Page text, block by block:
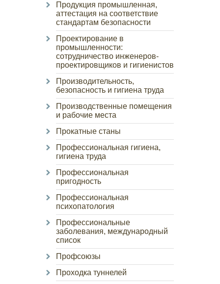
Продукция промышленная,
аттестация на соответствие
стандартам безопасности
Проектирование в
промышленности:
сотрудничество инженеров-
проектировщиков и гигиенистов
Производительность,
безопасность и гигиена труда
Производственные помещения
и рабочие места
Прокатные станы
Профессиональная гигиена,
гигиена труда
Профессиональная
пригодность
Профессиональная
психопатология
Профессиональные
заболевания, международный
список
Профсоюзы
Проходка туннелей